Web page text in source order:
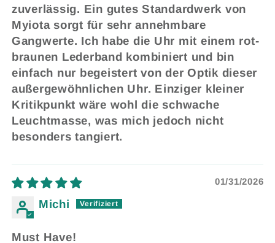
zuverlässig. Ein gutes Standardwerk von
Myiota sorgt für sehr annehmbare
Gangwerte. Ich habe die Uhr mit einem rot-
braunen Lederband kombiniert und bin
einfach nur begeistert von der Optik dieser
außergewöhnlichen Uhr. Einziger kleiner
Kritikpunkt wäre wohl die schwache
Leuchtmasse, was mich jedoch nicht
besonders tangiert.
01/31/2026
Michi
Must Have!